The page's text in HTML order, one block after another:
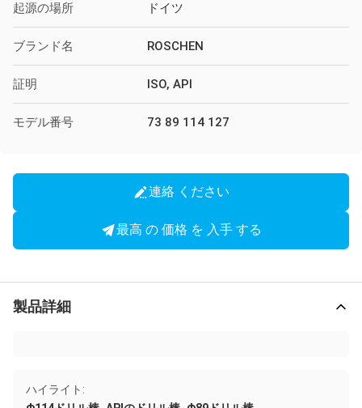
起源の場所 ドイツ
ブランド名 ROSCHEN
証明 ISO, API
モデル番号 73 89 114 127
連絡 ください
最高 の 価格 を 入手 する
製品詳細
ハイライト: